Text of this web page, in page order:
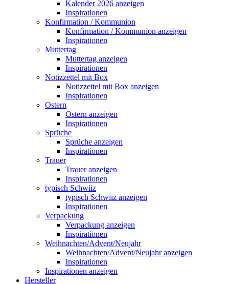
Kalender 2026 anzeigen
Inspirationen
Konfirmation / Kommunion
Konfirmation / Kommunion anzeigen
Inspirationen
Muttertag
Muttertag anzeigen
Inspirationen
Notizzettel mit Box
Notizzettel mit Box anzeigen
Inspirationen
Ostern
Ostern anzeigen
Inspirationen
Sprüche
Sprüche anzeigen
Inspirationen
Trauer
Trauer anzeigen
Inspirationen
typisch Schwiiz
typisch Schwiiz anzeigen
Inspirationen
Verpackung
Verpackung anzeigen
Inspirationen
Weihnachten/Advent/Neujahr
Weihnachten/Advent/Neujahr anzeigen
Inspirationen
Inspirationen anzeigen
Hersteller